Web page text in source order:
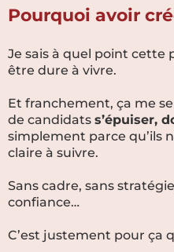
Pourquoi avoir
Je sais à quel point cette
être dure à vivre.
Et franchement, ça me
de candidats s’épuiser,
simplement parce qu’ils
claire à suivre.
Sans cadre, sans
confiance…
C’est justement pour ça